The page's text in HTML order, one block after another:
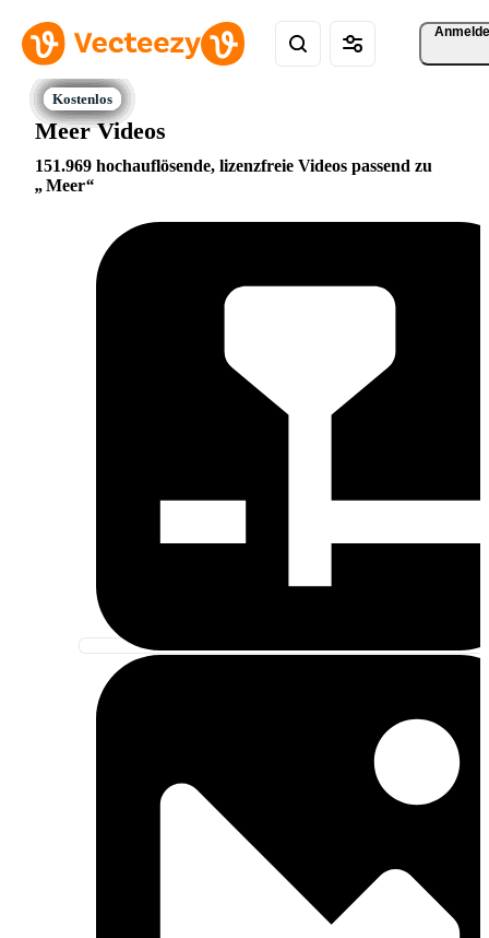
Meer Videos
151.969 hochauflösende, lizenzfreie Videos passend zu
Meer